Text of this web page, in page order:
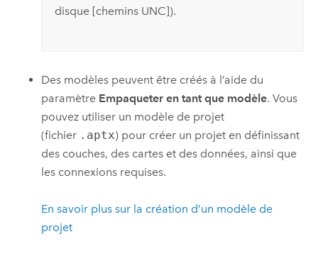
disque [chemins UNC]).
Des modèles peuvent être créés à l’aide du
paramètre Empaqueter en tant que modèle. Vous
pouvez utiliser un modèle de projet
(fichier .aptx) pour créer un projet en définissant
des couches, des cartes et des données, ainsi que
les connexions requises.
En savoir plus sur la création d’un modèle de
projet